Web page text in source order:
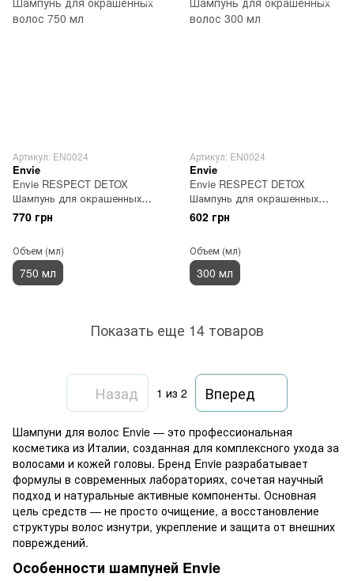
Артикул: EN0024
Envie
Envie RESPECT DETOX
Шампунь для окрашенных
волос 750 мл
770 грн
Объем (мл)
750 мл
Артикул: EN0024
Envie
Envie RESPECT DETOX
Шампунь для окрашенных
волос 300 мл
602 грн
Объем (мл)
300 мл
Показать еще 14 товаров
Назад 1 из 2 Вперед
Шампуни для волос Envie — это профессиональная
косметика из Италии, созданная для комплексного ухода за
волосами и кожей головы. Бренд Envie разрабатывает
формулы в современных лабораториях, сочетая научный
подход и натуральные активные компоненты. Основная
цель средств — не просто очищение, а восстановление
структуры волос изнутри, укрепление и защита от внешних
повреждений.
Особенности шампуней Envie